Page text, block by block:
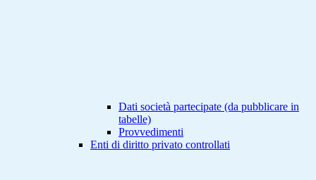
Dati società partecipate (da pubblicare in
tabelle)
Provvedimenti
Enti di diritto privato controllati